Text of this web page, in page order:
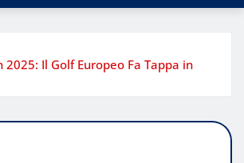
2025: Il Golf Europeo Fa Tappa in